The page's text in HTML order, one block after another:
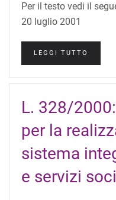
Per il testo vedi il
20 luglio 2001
LEGGI TUTTO
L. 328/
per la
sistema
e servizi